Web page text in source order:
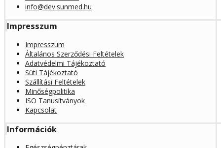
info@dev.sunmed.hu
Impresszum
Impresszum
Általános Szerződési Feltételek
Adatvédelmi Tájékoztató
Süti Tájékoztató
Szállítási Feltételek
Minőségpolitika
ISO Tanusítványok
Kapcsolat
Információk